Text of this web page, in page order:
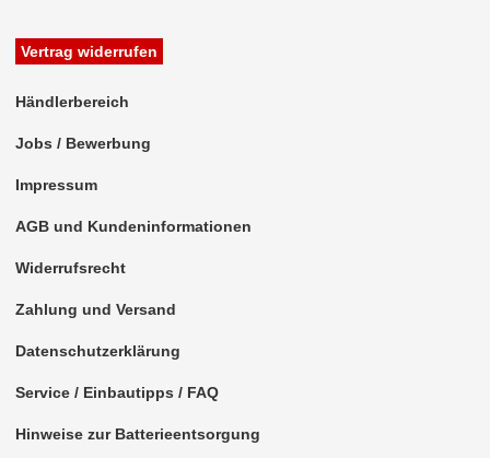
Clarion
Digital Dynamic
ESX
JVC
Kenwood
Kienzle
Multilead
Panasonic
Vertrag widerrufen
Händlerbereich
Jobs / Bewerbung
Impressum
AGB und Kundeninformationen
Widerrufsrecht
Zahlung und Versand
Datenschutzerklärung
Service / Einbautipps / FAQ
Hinweise zur Batterieentsorgung